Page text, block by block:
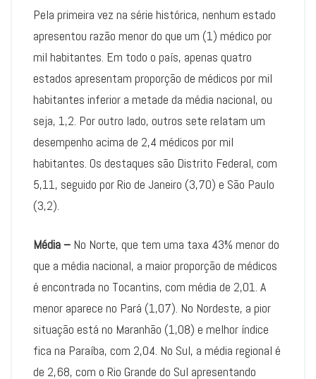
Pela primeira vez na série histórica, nenhum estado
apresentou razão menor do que um (1) médico por
mil habitantes. Em todo o país, apenas quatro
estados apresentam proporção de médicos por mil
habitantes inferior a metade da média nacional, ou
seja, 1,2. Por outro lado, outros sete relatam um
desempenho acima de 2,4 médicos por mil
habitantes. Os destaques são Distrito Federal, com
5,11, seguido por Rio de Janeiro (3,70) e São Paulo
(3,2).
Média – No Norte, que tem uma taxa 43% menor do
que a média nacional, a maior proporção de médicos
é encontrada no Tocantins, com média de 2,01. A
menor aparece no Pará (1,07). No Nordeste, a pior
situação está no Maranhão (1,08) e melhor índice
fica na Paraíba, com 2,04. No Sul, a média regional é
de 2,68, com o Rio Grande do Sul apresentando